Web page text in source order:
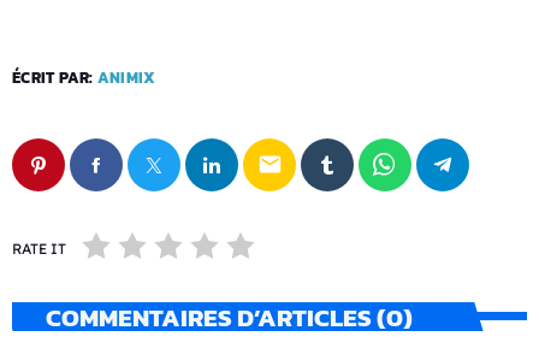
ÉCRIT PAR: ANIMIX
email
RATE IT
COMMENTAIRES D’ARTICLES (0)